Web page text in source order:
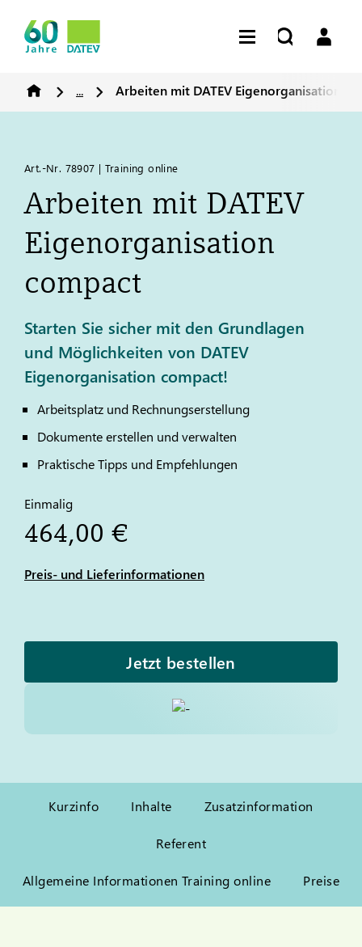
... Arbeiten mit DATEV Eigenorganisation
Art.-Nr. 78907 | Training online
Arbeiten mit DATEV
Eigenorganisation
compact
Starten Sie sicher mit den Grundlagen
und Möglichkeiten von DATEV
Eigenorganisation compact!
Arbeitsplatz und Rechnungserstellung
Dokumente erstellen und verwalten
Praktische Tipps und Empfehlungen
Einmalig
464,00 €
Preis- und Lieferinformationen
Jetzt bestellen
Kurzinfo Inhalte Zusatzinformation
Referent
Allgemeine Informationen Training online Preise